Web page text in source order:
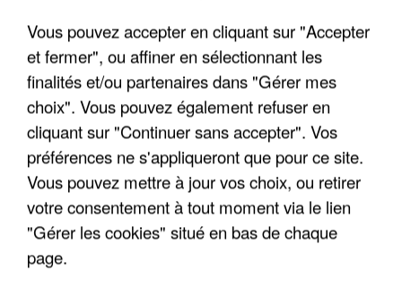
DE FAUNE SAUVAGE SONT...
Vous pouvez accepter en cliquant sur "Accepter
et fermer", ou affiner en sélectionnant les
finalités et/ou partenaires dans "Gérer mes
choix". Vous pouvez également refuser en
cliquant sur "Continuer sans accepter". Vos
préférences ne s'appliqueront que pour ce site.
Vous pouvez mettre à jour vos choix, ou retirer
votre consentement à tout moment via le lien
"Gérer les cookies" situé en bas de chaque
page.